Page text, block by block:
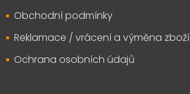
Obchodní podmínky
Reklamace / vrácení a výměna zboží
Ochrana osobních údajů